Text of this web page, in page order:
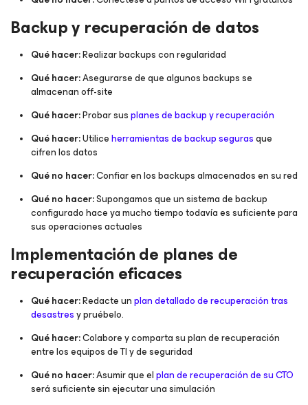
Backup y recuperación de datos
Qué hacer:Realizar backups con regularidad
Qué hacer:Asegurarse de que algunos backups se
almacenan off-site
Qué hacer:Probar susplanes de backup y recuperación
Qué hacer:Utiliceherramientas de backup segurasque
cifren los datos
Qué no hacer:Confiar en los backups almacenados en su red
Qué no hacer:Supongamos que un sistema de backup
configurado hace ya mucho tiempo todavía es suficiente para
sus operaciones actuales
Implementación de planes de
recuperación eficaces
Qué hacer:Redacte unplan detallado de recuperación tras
desastresy pruébelo.
Qué hacer:Colabore y comparta su plan de recuperación
entre los equipos de TI y de seguridad
Qué no hacer:Asumir que elplan de recuperación de su CTO
será suficiente sin ejecutar una simulación